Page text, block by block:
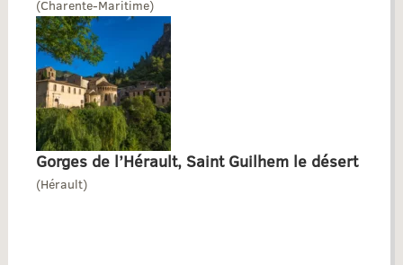
(Charente-Maritime)
Gorges de l’Hérault, Saint Guilhem le désert
(Hérault)